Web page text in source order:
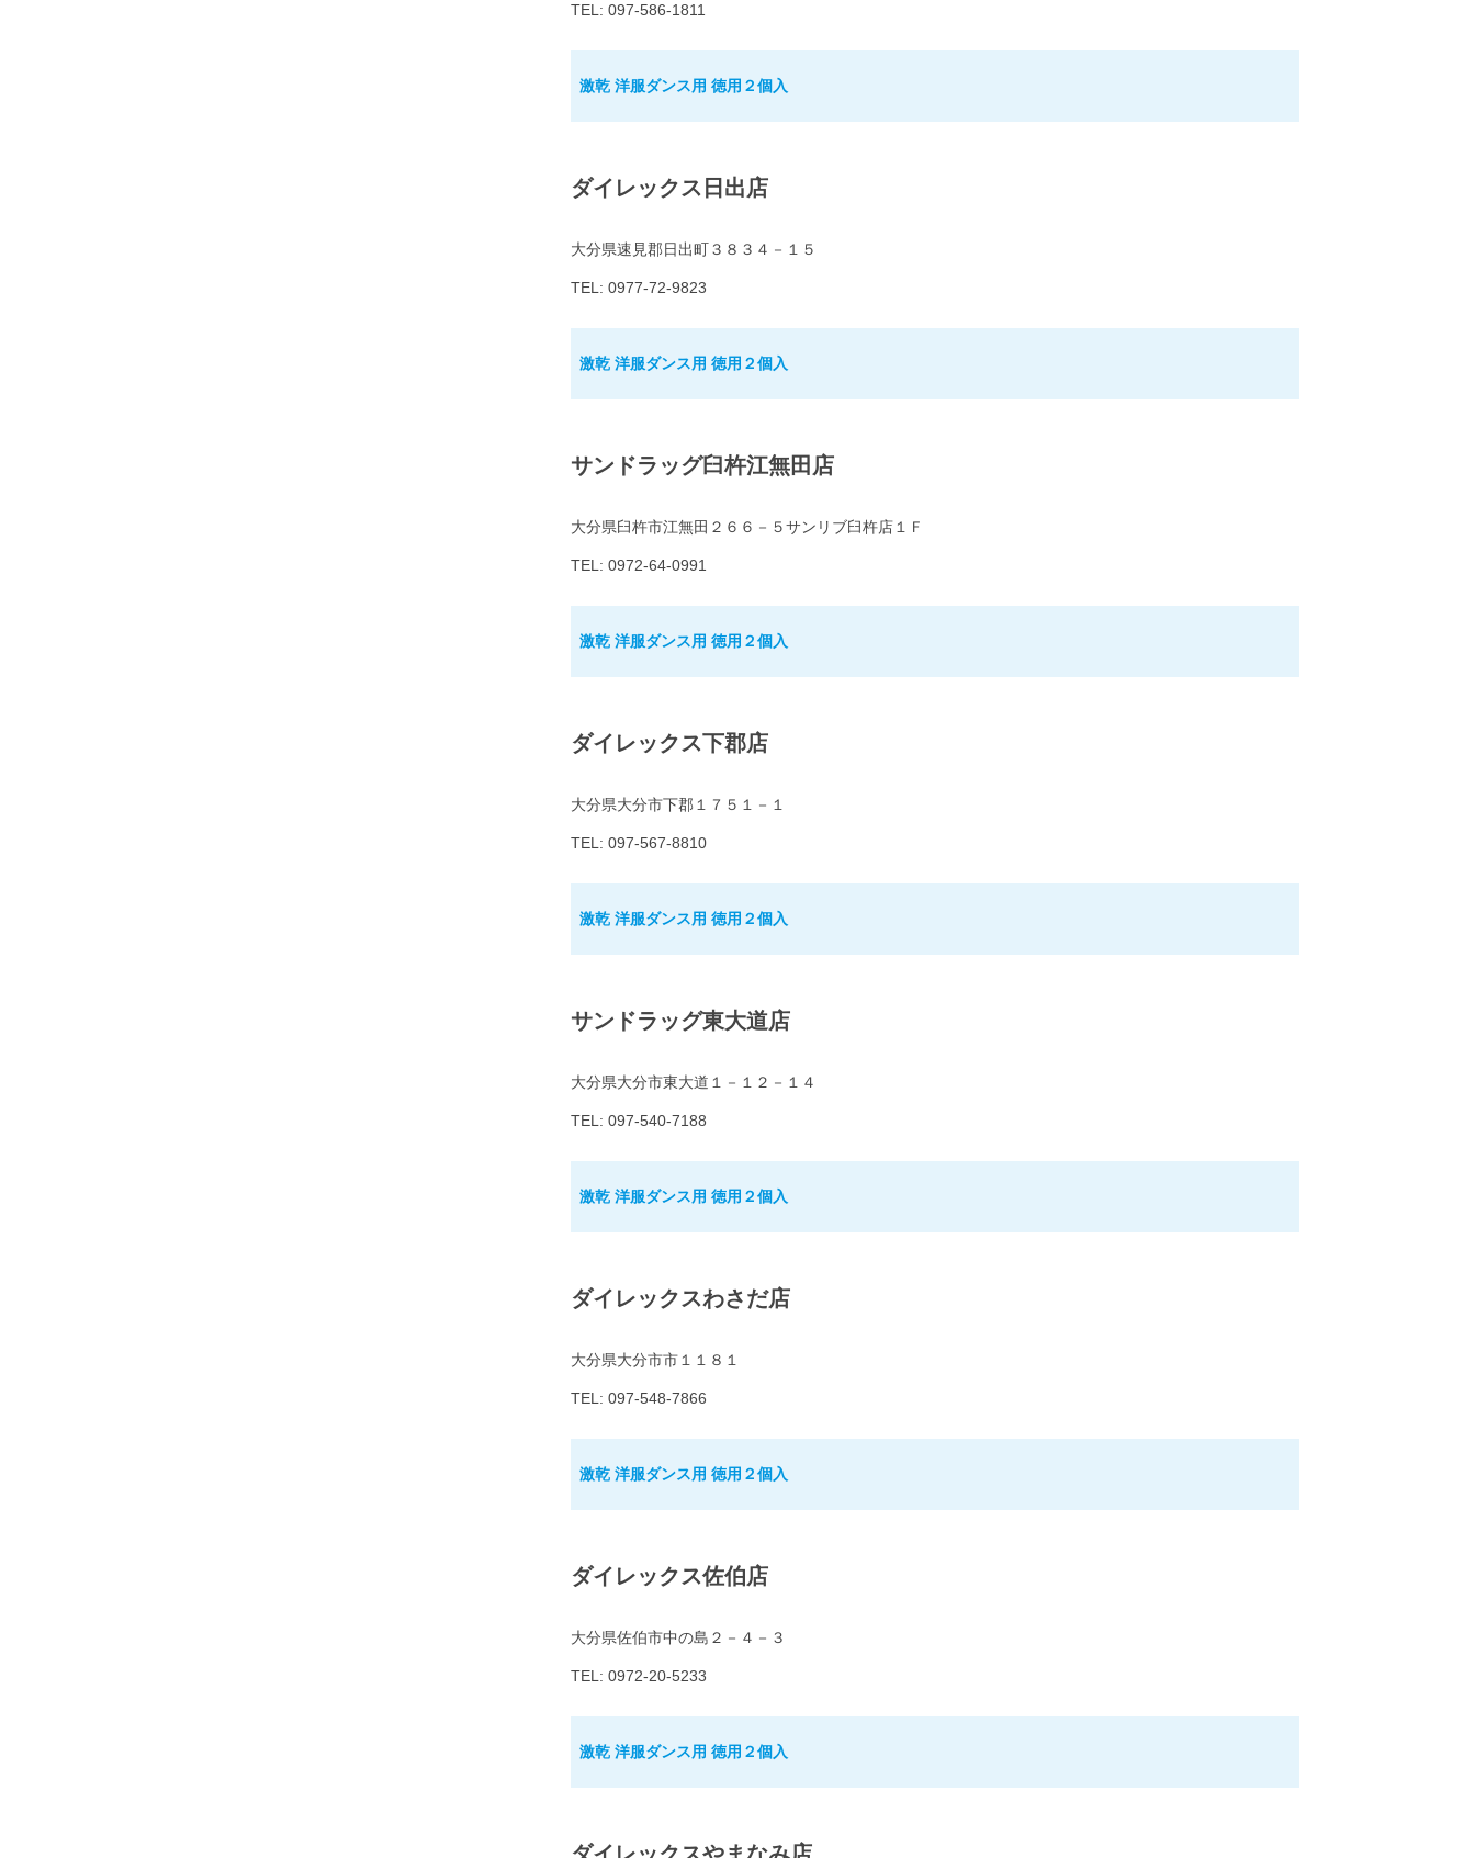
TEL: 097-586-1811
激乾 洋服ダンス用 徳用２個入
ダイレックス日出店
大分県速見郡日出町３８３４－１５
TEL: 0977-72-9823
激乾 洋服ダンス用 徳用２個入
サンドラッグ臼杵江無田店
大分県臼杵市江無田２６６－５サンリブ臼杵店１Ｆ
TEL: 0972-64-0991
激乾 洋服ダンス用 徳用２個入
ダイレックス下郡店
大分県大分市下郡１７５１－１
TEL: 097-567-8810
激乾 洋服ダンス用 徳用２個入
サンドラッグ東大道店
大分県大分市東大道１－１２－１４
TEL: 097-540-7188
激乾 洋服ダンス用 徳用２個入
ダイレックスわさだ店
大分県大分市市１１８１
TEL: 097-548-7866
激乾 洋服ダンス用 徳用２個入
ダイレックス佐伯店
大分県佐伯市中の島２－４－３
TEL: 0972-20-5233
激乾 洋服ダンス用 徳用２個入